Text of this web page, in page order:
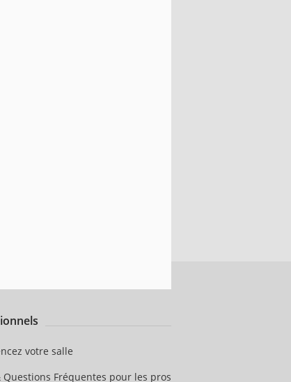
votre salle
Questions Fréquentes pour les pros